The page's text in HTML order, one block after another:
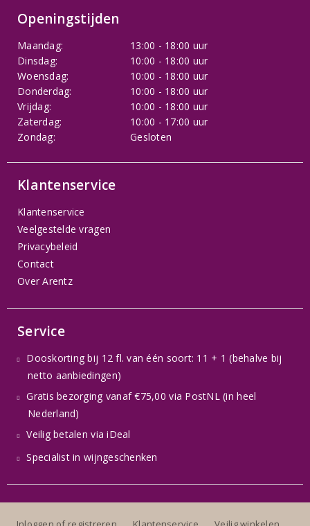
Openingstijden
Maandag:
13:00 - 18:00 uur
Dinsdag:
10:00 - 18:00 uur
Woensdag:
10:00 - 18:00 uur
Donderdag:
10:00 - 18:00 uur
Vrijdag:
10:00 - 18:00 uur
Zaterdag:
10:00 - 17:00 uur
Zondag:
Gesloten
Klantenservice
Klantenservice
Veelgestelde vragen
Privacybeleid
Contact
Over Arentz
Service
Dooskorting bij 12 fl. van één soort: 11 + 1 (behalve bij
netto aanbiedingen)
Gratis bezorging vanaf €75,00 via PostNL (in heel
Nederland)
Veilig betalen via iDeal
Specialist in wijngeschenken